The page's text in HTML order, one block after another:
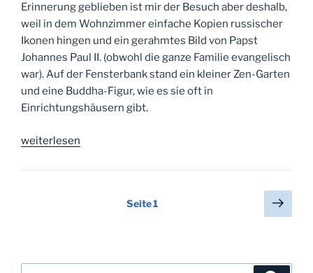
Erinnerung geblieben ist mir der Besuch aber deshalb,
weil in dem Wohnzimmer einfache Kopien russischer
Ikonen hingen und ein gerahmtes Bild von Papst
Johannes Paul II. (obwohl die ganze Familie evangelisch
war). Auf der Fensterbank stand ein kleiner Zen-Garten
und eine Buddha-Figur, wie es sie oft in
Einrichtungshäusern gibt.
„Tag
Warum
weiterlesen
Seitennummerierung
Seite1